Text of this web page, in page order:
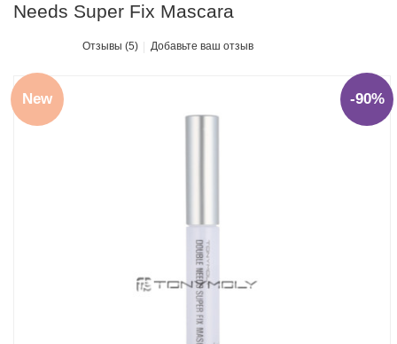
Needs Super Fix Mascara
Отзывы (5) Добавьте ваш отзыв
New -90%